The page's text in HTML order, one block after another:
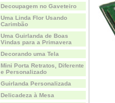
Decoupagem no Gaveteiro
Uma Linda Flor Usando
Carimbão
Uma Guirlanda de Boas
Vindas para a Primavera
Decorando uma Tela
Mini Porta Retratos, Diferente
e Personalizado
Guirlanda Personalizada
Delicadeza à Mesa